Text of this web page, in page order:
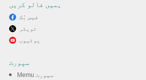
MEmu کے ساتھ پی سی پر
ہمیں فالو کریں
فیس بُک
ٹویٹر
یوٹیوب
سپورٹ
Memu سپورٹ